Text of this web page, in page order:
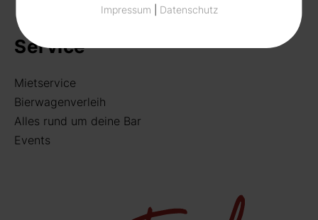
Service
Mietservice
Bierwagenverleih
Alles rund um deine Bar
Events
Impressum Datenschutz